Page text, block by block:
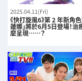
2025.04.11(Fri)
《快打旋風6》第 2 年新角
蓮娜」將於6月5日登場！
麼呈現……？